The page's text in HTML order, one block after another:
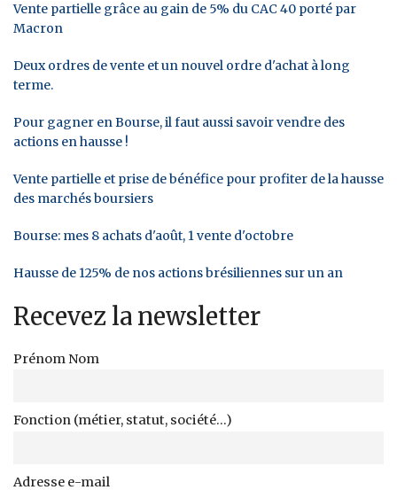
Vente partielle grâce au gain de 5% du CAC 40 porté par
Macron
Deux ordres de vente et un nouvel ordre d'achat à long
terme.
Pour gagner en Bourse, il faut aussi savoir vendre des
actions en hausse !
Vente partielle et prise de bénéfice pour profiter de la hausse
des marchés boursiers
Bourse: mes 8 achats d'août, 1 vente d'octobre
Hausse de 125% de nos actions brésiliennes sur un an
Recevez la newsletter
Prénom Nom
Fonction (métier, statut, société...)
Adresse e-mail